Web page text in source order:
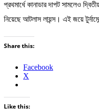
প্রথমার্ধে কানাডার দাপট সামলেও
নিয়েছে আটলাস লায়ন্স। এই জয়ে
Share this:
Facebook
X
Like this: